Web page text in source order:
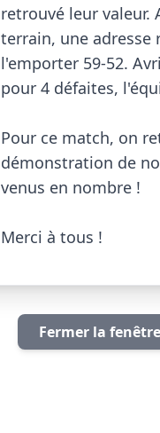
retrouvé leur valeur.
terrain, une adresse
l'emporter 59-52.
pour 4 défaites,
Pour ce match, on
démonstration de
venus en nombre !
Merci à
Fermer la fenêtre